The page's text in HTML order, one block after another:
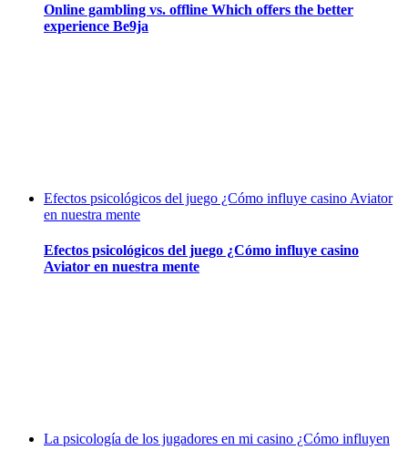
Online gambling vs. offline Which offers the better
experience Be9ja
Efectos psicológicos del juego ¿Cómo influye casino Aviator
en nuestra mente
Efectos psicológicos del juego ¿Cómo influye casino
Aviator en nuestra mente
La psicología de los jugadores en mi casino ¿Cómo influyen